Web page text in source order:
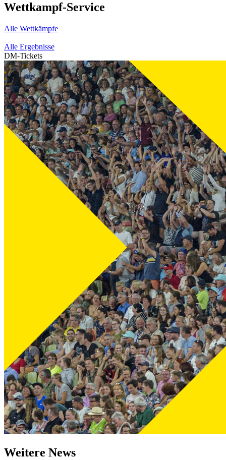
Wettkampf-Service
Alle Wettkämpfe
Alle Ergebnisse
DM-Tickets
Weitere News